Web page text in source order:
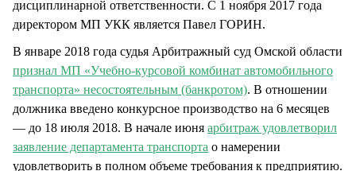
дисциплинарной ответственности. С 1 ноября 2017 года
директором МП УКК является Павел ГОРИН.
В январе 2018 года судья Арбитражный суд Омской области
признал МП «Учебно-курсовой комбинат автомобильного
транспорта» несостоятельным (банкротом). В отношении
должника введено конкурсное производство на 6 месяцев
— до 18 июля 2018. В начале июня арбитраж удовлетворил
заявление департамента транспорта о намерении
удовлетворить в полном объеме требования к предприятию.